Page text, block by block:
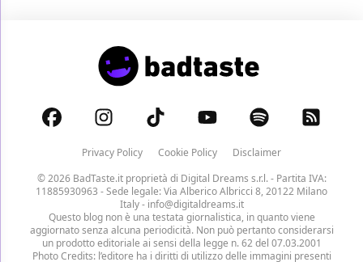
Privacy Policy Cookie Policy
Disclaimer
© 2026 BadTaste.it proprietà di Digital Dreams s.r.l.- Partita IVA:
11885930963 - Sede legale: Via Alberico Albricci 8, 20122 Milano
Italy - info@digitaldreams.it
Questo blog non è una testata giornalistica, in quanto viene
aggiornato senza alcuna periodicità. Non può pertanto considerarsi
un prodotto editoriale ai sensi della legge n. 62 del 07.03.2001
Photo Credits: l’editore ha i diritti di utilizzo delle immagini presenti